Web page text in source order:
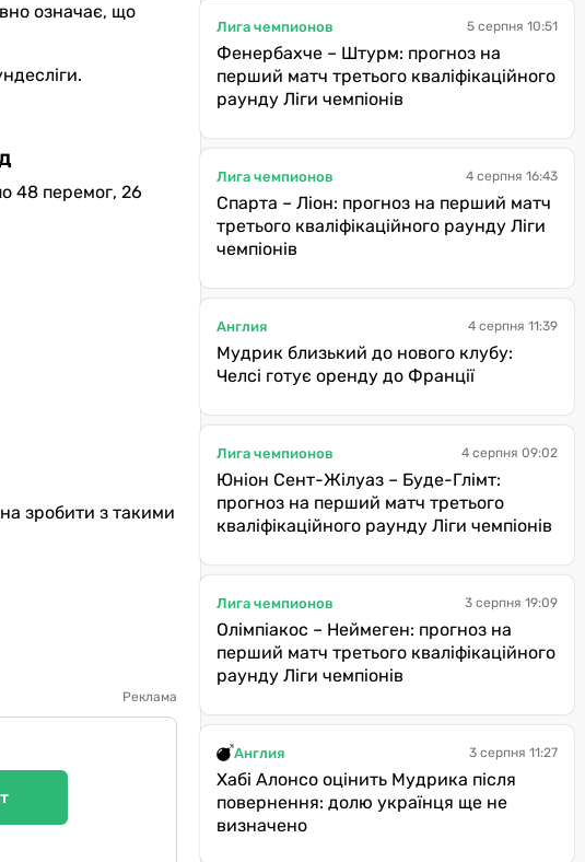
означає, що
48 перемог, 26
зробити з такими
Реклама
Лига чемпионов 5 серпня 10:51
Фенербахче – Штурм: прогноз на
перший матч третього кваліфікаційного
раунду Ліги чемпіонів
Лига чемпионов 4 серпня 16:43
Спарта – Ліон: прогноз на перший матч
третього кваліфікаційного раунду Ліги
чемпіонів
Англия 4 серпня 11:39
Мудрик близький до нового клубу:
Челсі готує оренду до Франції
Лига чемпионов 4 серпня 09:02
Юніон Сент-Жілуаз – Буде-Глімт:
прогноз на перший матч третього
кваліфікаційного раунду Ліги чемпіонів
Лига чемпионов 3 серпня 19:09
Олімпіакос – Неймеген: прогноз на
перший матч третього кваліфікаційного
раунду Ліги чемпіонів
Англия 3 серпня 11:27
Хабі Алонсо оцінить Мудрика після
повернення: долю українця ще не
визначено